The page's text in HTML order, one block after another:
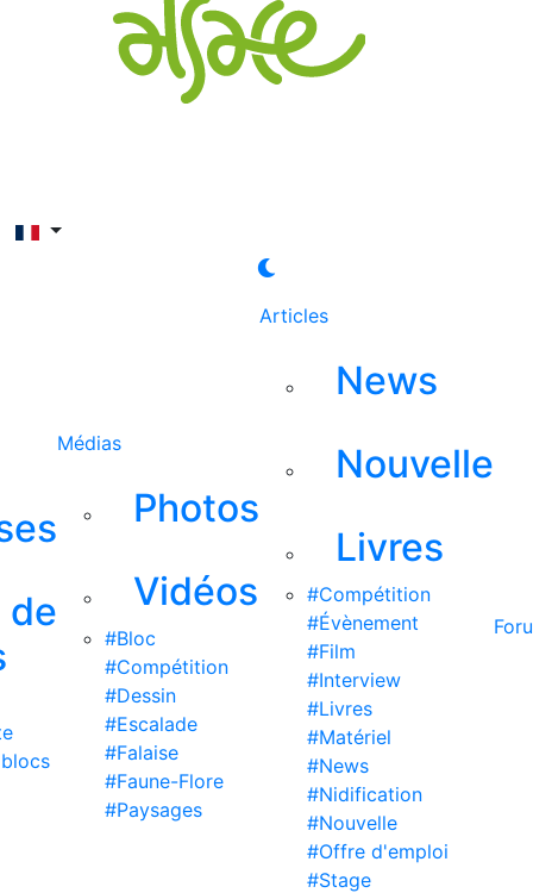
de
Médias
Photos
Vidéos
#Bloc
#Compétition
#Dessin
#Escalade
#Falaise
#Faune-Flore
#Paysages
Articles
News
Nouvelle
Livres
#Compétition
#Évènement
#Film
#Interview
#Livres
#Matériel
#News
#Nidification
#Nouvelle
#Offre d'emploi
#Stage